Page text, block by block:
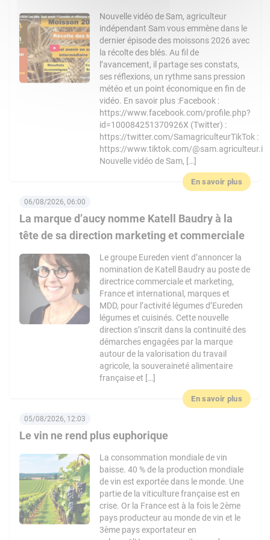
Nouvelle vidéo de Sam, agriculteur
indépendant Sam vous emmène dans le
dernier épisode des moissons 2026 avec
la récolte des blés. Au fil de
l’avancement, il partage ses constats,
ses réflexions, un rythme sans pression
météo et un point économique en fin de
vidéo. En savoir plus :Facebook :
https://www.facebook.com/profile.php?
id=100084251370926X (Twitter) :
https://twitter.com/SamagriculteurTikTok :
https://www.tiktok.com/@sam.agriculteur.i
Nouvelle vidéo de Sam, […]
En savoir plus
La marque d’aucy nomme Katell Baudry à la
tête de sa direction marketing et commerciale
06/08/2026, 06:00
Le groupe Eureden vient d’annoncer la
nomination de Katell Baudry au poste de
directrice commerciale et marketing,
France et international, marques et
MDD, pour l’activité légumes d’Eureden
légumes et cuisinés. Cette nouvelle
direction s’inscrit dans la continuité des
démarches engagées par la marque
autour de la valorisation du travail
agricole, la souveraineté alimentaire
française et […]
En savoir plus
Le vin ne rend plus euphorique
05/08/2026, 12:03
La consommation mondiale de vin
baisse. 40 % de la production mondiale
de vin est exportée dans le monde. Une
partie de la viticulture française est en
crise. Or la France est à la fois le 2ème
pays producteur au monde de vin et le
3ème pays exportateur en